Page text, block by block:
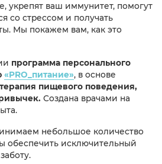
укрепят ваш иммунитет, помогут
со стрессом и получать
Мы покажем вам, как это
программа персонального
«PRO_питание», в основе
пищевого поведения,
Создана врачами на
небольшое количество
обеспечить исключительный